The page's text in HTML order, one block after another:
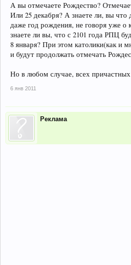
А вы отмечаете Рождество?
Или 25 декабря? А знаете ли, вы что
даже год рождения, не говоря уже о
знаете ли вы, что с 2101 года РПЦ
8 января? При этом католики(как и
и будут продолжать отмечать
Но в любом случае, всех
6 янв 2011
Реклама